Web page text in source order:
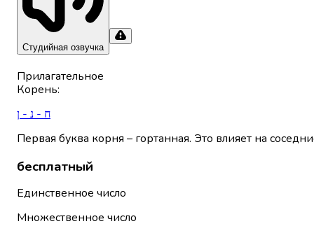
Студийная озвучка
Прилагательное
Корень:
ח - נ - ן
Первая буква корня – гортанная. Это влияет на
бесплатный
Единственное число
Множественное число